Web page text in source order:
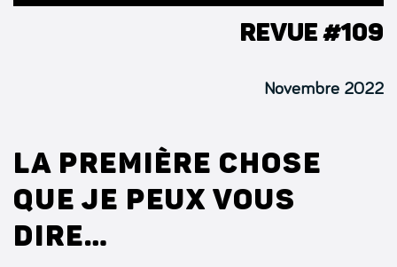
Revue #109
Novembre 2022
La première chose
que je peux vous
dire…